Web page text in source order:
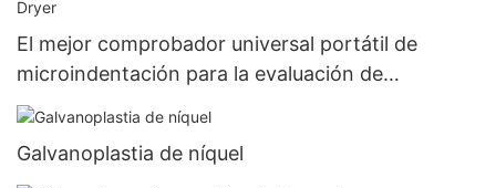
El mejor comprobador universal portátil de
microindentación para la evaluación de
propiedades mecánicas - Zhanghua Dryer
Galvanoplastia de níquel